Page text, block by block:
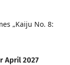
„Kaiju No. 8:
April 2027